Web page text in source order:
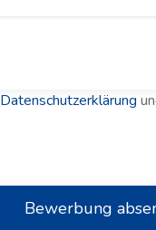
Datenschutzerklärung
Bewerbung